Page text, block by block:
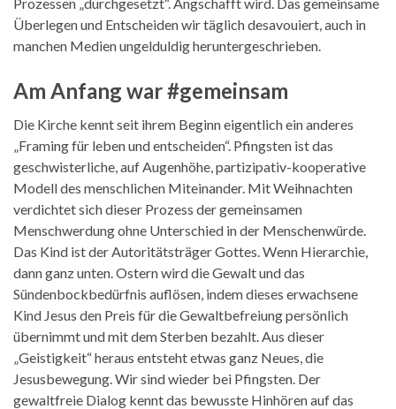
Überlegen und Entscheiden wir täglich desavouiert, auch in
manchen Medien ungelduldig heruntergeschrieben.
Am Anfang war #gemeinsam
Die Kirche kennt seit ihrem Beginn eigentlich ein anderes
„Framing für leben und entscheiden“. Pfingsten ist das
geschwisterliche, auf Augenhöhe, partizipativ-kooperative
Modell des menschlichen Miteinander. Mit Weihnachten
verdichtet sich dieser Prozess der gemeinsamen
Menschwerdung ohne Unterschied in der Menschenwürde.
Das Kind ist der Autoritätsträger Gottes. Wenn Hierarchie,
dann ganz unten. Ostern wird die Gewalt und das
Sündenbockbedürfnis auflösen, indem dieses erwachsene
Kind Jesus den Preis für die Gewaltbefreiung persönlich
übernimmt und mit dem Sterben bezahlt. Aus dieser
„Geistigkeit“ heraus entsteht etwas ganz Neues, die
Jesusbewegung. Wir sind wieder bei Pfingsten. Der
gewaltfreie Dialog kennt das bewusste Hinhören auf das